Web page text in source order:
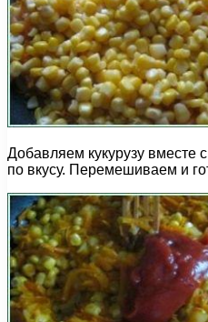
Добавляем кукурузу вместе
по вкусу. Перемешиваем и